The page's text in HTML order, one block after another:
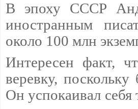
В эпоху СССР
иностранным
около 100 млн
Интересен факт,
веревку,
Он успокаивал себя